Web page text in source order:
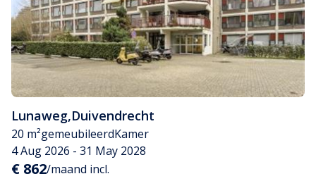
Lunaweg,Duivendrecht
20 m²gemeubileerdKamer
4 Aug 2026 - 31 May 2028
€ 862/maand incl.